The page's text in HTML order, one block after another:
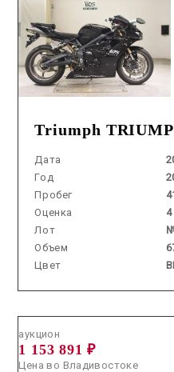
Triumph
Дата
Год
Пробег
Оценка
4
Лот
Объем
Цвет
аукцион
1 153 891 ₽
Цена во Владивостоке